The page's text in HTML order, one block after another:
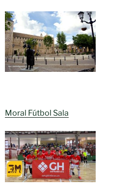
Moral Fútbol Sala